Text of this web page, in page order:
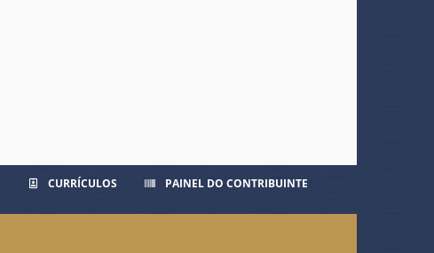
CURRÍCULOS PAINEL DO CONTRIBUINTE